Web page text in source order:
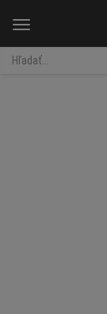
Menu